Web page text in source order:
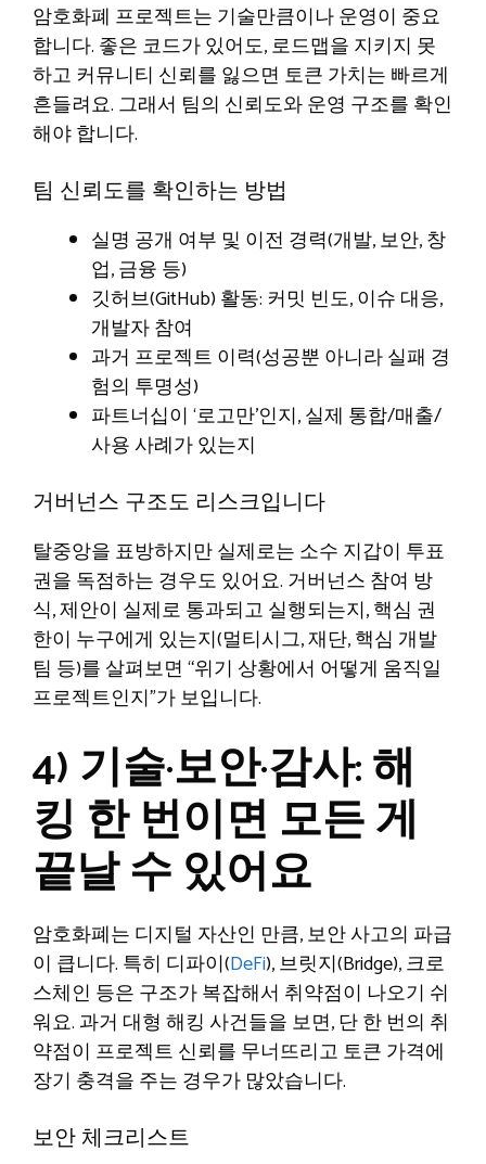
암호화폐 프로젝트는 기술만큼이나 운영이 중요
합니다. 좋은 코드가 있어도, 로드맵을 지키지 못
하고 커뮤니티 신뢰를 잃으면 토큰 가치는 빠르게
흔들려요. 그래서 팀의 신뢰도와 운영 구조를 확인
해야 합니다.
팀 신뢰도를 확인하는 방법
실명 공개 여부 및 이전 경력(개발, 보안, 창
업, 금융 등)
깃허브(GitHub) 활동: 커밋 빈도, 이슈 대응,
개발자 참여
과거 프로젝트 이력(성공뿐 아니라 실패 경
험의 투명성)
파트너십이 ‘로고만’인지, 실제 통합/매출/
사용 사례가 있는지
거버넌스 구조도 리스크입니다
탈중앙을 표방하지만 실제로는 소수 지갑이 투표
권을 독점하는 경우도 있어요. 거버넌스 참여 방
식, 제안이 실제로 통과되고 실행되는지, 핵심 권
한이 누구에게 있는지(멀티시그, 재단, 핵심 개발
팀 등)를 살펴보면 “위기 상황에서 어떻게 움직일
프로젝트인지”가 보입니다.
4) 기술·보안·감사: 해
킹 한 번이면 모든 게
끝날 수 있어요
암호화폐는 디지털 자산인 만큼, 보안 사고의 파급
이 큽니다. 특히 디파이(DeFi), 브릿지(Bridge), 크로
스체인 등은 구조가 복잡해서 취약점이 나오기 쉬
워요. 과거 대형 해킹 사건들을 보면, 단 한 번의 취
약점이 프로젝트 신뢰를 무너뜨리고 토큰 가격에
장기 충격을 주는 경우가 많았습니다.
보안 체크리스트